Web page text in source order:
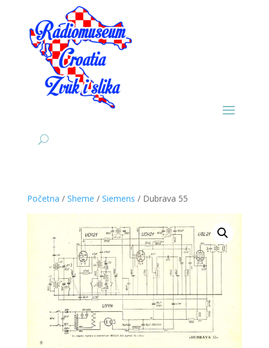
Početna / Sheme / Siemens / Dubrava 55